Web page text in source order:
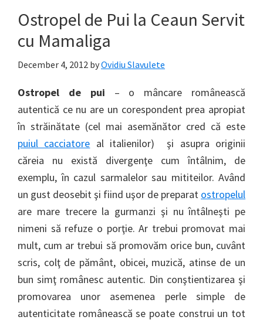
Ostropel de Pui la Ceaun Servit
cu Mamaliga
December 4, 2012 byOvidiu Slavulete
Ostropel de pui – o mâncare românească
autentică ce nu are un corespondent prea apropiat
în străinătate (cel mai asemănător cred că este
puiul cacciatore al italienilor) şi asupra originii
căreia nu există divergenţe cum întâlnim, de
exemplu, în cazul sarmalelor sau mititeilor. Având
un gust deosebit şi fiind uşor de preparat ostropelul
are mare trecere la gurmanzi şi nu întâlneşti pe
nimeni să refuze o porţie. Ar trebui promovat mai
mult, cum ar trebui să promovăm orice bun, cuvânt
scris, colţ de pământ, obicei, muzică, atinse de un
bun simţ românesc autentic. Din conştientizarea şi
promovarea unor asemenea perle simple de
autenticitate românească se poate construi un tot